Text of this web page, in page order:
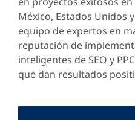
México, Estados Unidos
equipo de expertos en
reputación de
inteligentes de SEO y
que dan resultados